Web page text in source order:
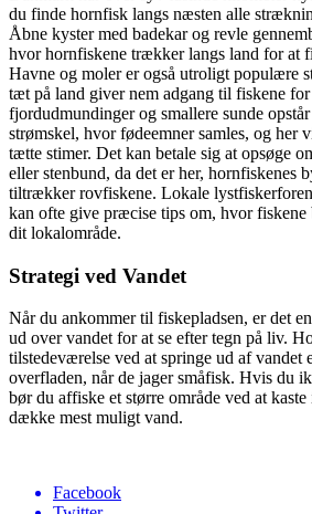
du finde hornfisk langs næsten alle
Åbne kyster med badekar og revle
hvor hornfiskene trækker langs land for at
Havne og moler er også utroligt populære
tæt på land giver nem adgang til fiskene for
fjordudmundinger og smallere sunde
strømskel, hvor fødeemner samles, og her
tætte stimer. Det kan betale sig at opsøge
eller stenbund, da det er her, hornfiskenes
tiltrækker rovfiskene. Lokale
kan ofte give præcise tips om, hvor fiskene
dit lokalområde.
Strategi ved Vandet
Når du ankommer til fiskepladsen, er det
ud over vandet for at se efter tegn på liv.
tilstedeværelse ved at springe ud af vandet
overfladen, når de jager småfisk. Hvis du
bør du affiske et større område ved at
dække mest muligt vand.
Facebook